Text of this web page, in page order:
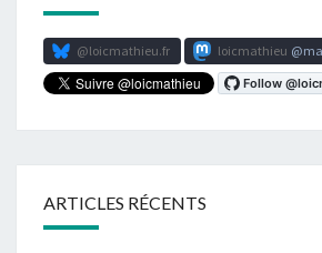
@loicmathieu.fr loicmathieu
ARTICLES RÉCENTS